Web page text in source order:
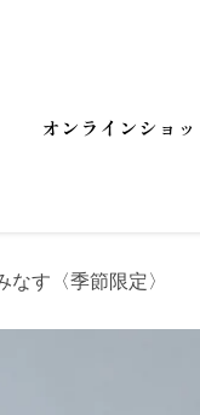
オンラインショ
なす〈季節限定〉